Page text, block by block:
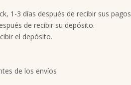
1-3 días después de recibir sus pagos
de recibir su depósito.
el depósito.
de los envíos